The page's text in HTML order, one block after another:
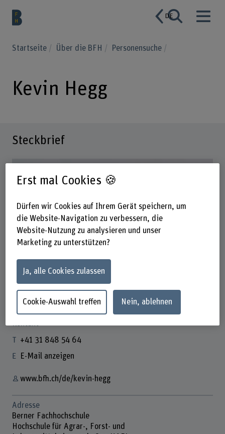
DE
Startseite Über die BFH Personensuche
Kevin Hegg
Steckbrief
Kevin Hegg
+41 31 848 54 64
E-Mail anzeigen
www.bfh.ch/de/kevin-hegg
Adresse
Berner Fachhochschule
Hochschule für Agrar-, Forst- und
Erst mal Cookies 🍪
Dürfen wir Cookies auf Ihrem Gerät speichern, um
die Website-Navigation zu verbessern, die
Website-Nutzung zu analysieren und unser
Marketing zu unterstützen?
Ja, alle Cookies zulassen
Cookie-Auswahl treffen Nein, ablehnen